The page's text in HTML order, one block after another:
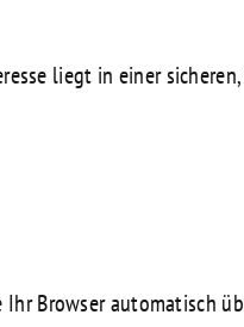
liegt in einer
Browser automatisch